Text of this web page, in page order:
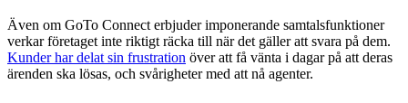
Även om GoTo Connect erbjuder imponerande samtalsfunktioner
verkar företaget inte riktigt räcka till när det gäller att svara på dem.
Kunder har delat sin frustration över att få vänta i dagar på att deras
ärenden ska lösas, och svårigheter med att nå agenter.